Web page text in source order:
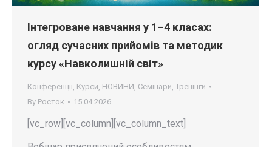
Інтегроване навчання у 1–4 класах:
огляд сучасних прийомів та методик
курсу «Навколишній світ»
Конференції, Курси, НОВИНИ, Семінари, Тренінги
By Росток 15.04.2026
[vc_row][vc_column][vc_column_text]